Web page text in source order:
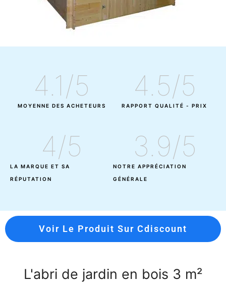
MOYENNE DES ACHETEURS
4.1/5
RAPPORT QUALITÉ - PRIX
4.5/5
LA MARQUE ET SA
RÉPUTATION
4/5
NOTRE APPRÉCIATION
GÉNÉRALE
3.9/5
Voir Le Produit Sur Cdiscount
L'abri de jardin en bois 3 m²